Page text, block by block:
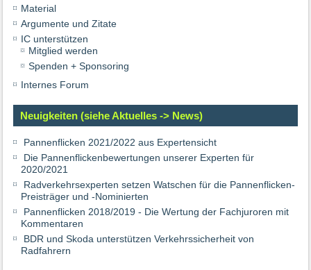
Material
Argumente und Zitate
IC unterstützen
Mitglied werden
Spenden + Sponsoring
Internes Forum
Neuigkeiten (siehe Aktuelles -> News)
Pannenflicken 2021/2022 aus Expertensicht
Die Pannenflickenbewertungen unserer Experten für
2020/2021
Radverkehrsexperten setzen Watschen für die Pannenflicken-
Preisträger und -Nominierten
Pannenflicken 2018/2019 - Die Wertung der Fachjuroren mit
Kommentaren
BDR und Skoda unterstützen Verkehrssicherheit von
Radfahrern